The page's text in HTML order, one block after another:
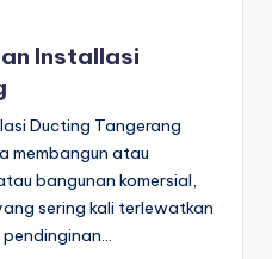
Installasi
Ducting Tangerang
membangun atau
bangunan komersial,
sering kali terlewatkan